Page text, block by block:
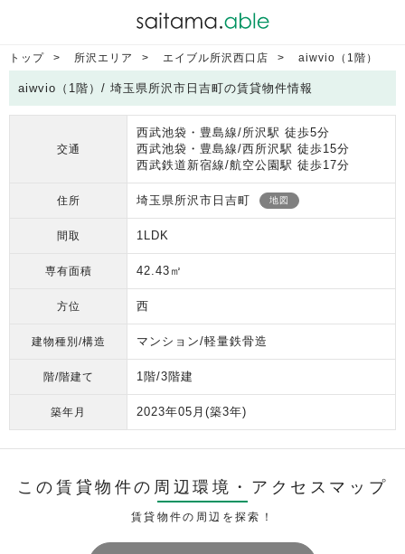
トップ 所沢エリア エイブル所沢西口店 aiwvio（1階）
aiwvio（1階）/ 埼玉県所沢市日吉町の賃貸物件情報
交通
西武池袋・豊島線/所沢駅 徒歩5分
西武池袋・豊島線/西所沢駅 徒歩15分
西武鉄道新宿線/航空公園駅 徒歩17分
住所 埼玉県所沢市日吉町 地図
間取 1LDK
専有面積 42.43㎡
方位 西
建物種別/構造 マンション/軽量鉄骨造
階/階建て 1階/3階建
築年月 2023年05月 (築3年)
この賃貸物件の周辺環境・ アクセスマップ
賃貸物件の周辺を探索！